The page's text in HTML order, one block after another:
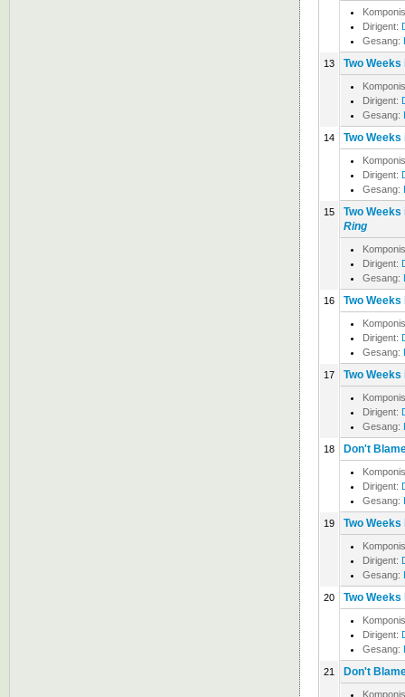
Dirigent:
Gesang:
13 Two
Dirigent:
Gesang:
14 Two
Dirigent:
Gesang:
15
Two
Ring
Dirigent:
Gesang:
16 Two
Dirigent:
Gesang:
17 Two
Dirigent:
Gesang:
18 Don't
Dirigent:
Gesang:
19 Two
Dirigent:
Gesang:
20 Two
Dirigent:
Gesang:
21 Don't